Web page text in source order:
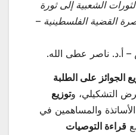
الشعبية إلى ثورة
القضية الفلسطينية –
– أ.د. ناصر عطى الله.
الجوائز على الطلبة
التشكيلي، وتوزيع
والمساهمين في
قراءة التوصيات